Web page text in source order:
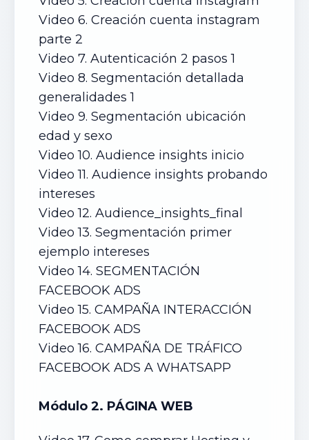
Video 6. Creación cuenta instagram
parte 2
Video 7. Autenticación 2 pasos 1
Video 8. Segmentación detallada
generalidades 1
Video 9. Segmentación ubicación
edad y sexo
Video 10. Audience insights inicio
Video 11. Audience insights probando
intereses
Video 12. Audience_insights_final
Video 13. Segmentación primer
ejemplo intereses
Video 14. SEGMENTACIÓN
FACEBOOK ADS
Video 15. CAMPAÑA INTERACCIÓN
FACEBOOK ADS
Video 16. CAMPAÑA DE TRÁFICO
FACEBOOK ADS A WHATSAPP
Módulo 2. PÁGINA WEB